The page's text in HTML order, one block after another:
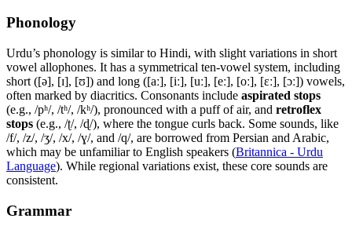
Phonology
Urdu’s phonology is similar to Hindi, with slight variations in short
vowel allophones. It has a symmetrical ten-vowel system, including
short ([ə], [ɪ], [ʊ]) and long ([aː], [iː], [uː], [eː], [oː], [ɛː], [ɔː]) vowels,
often marked by diacritics. Consonants include aspirated stops
(e.g., /pʰ/, /tʰ/, /kʰ/), pronounced with a puff of air, and retroflex
stops (e.g., /ʈ/, /ɖ/), where the tongue curls back. Some sounds, like
/f/, /z/, /ʒ/, /x/, /ɣ/, and /q/, are borrowed from Persian and Arabic,
which may be unfamiliar to English speakers (Britannica - Urdu
Language). While regional variations exist, these core sounds are
consistent.
Grammar